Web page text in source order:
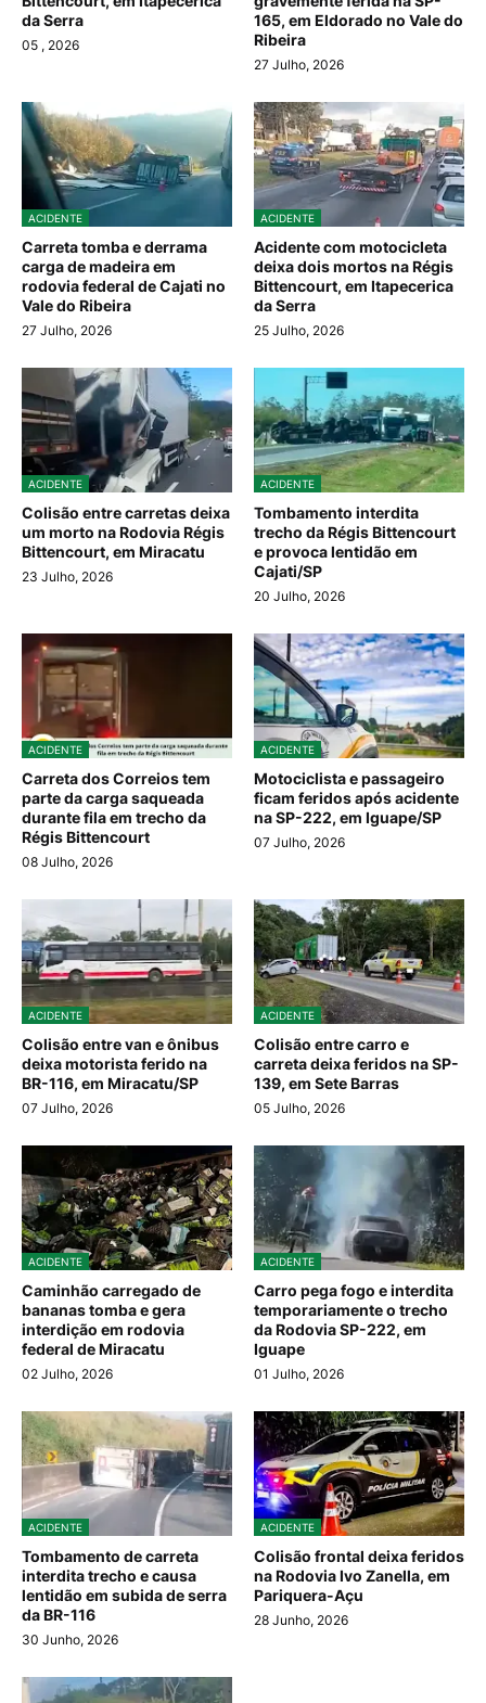
da Serra
05 , 2026
165, em Eldorado no Vale do
Ribeira
27 Julho, 2026
ACIDENTE
Carreta tomba e derrama
carga de madeira em
rodovia federal de Cajati no
Vale do Ribeira
27 Julho, 2026
ACIDENTE
Acidente com motocicleta
deixa dois mortos na Régis
Bittencourt, em Itapecerica
da Serra
25 Julho, 2026
ACIDENTE
Colisão entre carretas deixa
um morto na Rodovia Régis
Bittencourt, em Miracatu
23 Julho, 2026
ACIDENTE
Tombamento interdita
trecho da Régis Bittencourt
e provoca lentidão em
Cajati/SP
20 Julho, 2026
ACIDENTE
Carreta dos Correios tem
parte da carga saqueada
durante fila em trecho da
Régis Bittencourt
08 Julho, 2026
ACIDENTE
Motociclista e passageiro
ficam feridos após acidente
na SP-222, em Iguape/SP
07 Julho, 2026
ACIDENTE
Colisão entre van e ônibus
deixa motorista ferido na
BR-116, em Miracatu/SP
07 Julho, 2026
ACIDENTE
Colisão entre carro e
carreta deixa feridos na SP-
139, em Sete Barras
05 Julho, 2026
ACIDENTE
Caminhão carregado de
bananas tomba e gera
interdição em rodovia
federal de Miracatu
02 Julho, 2026
ACIDENTE
Carro pega fogo e interdita
temporariamente o trecho
da Rodovia SP-222, em
Iguape
01 Julho, 2026
ACIDENTE
Tombamento de carreta
interdita trecho e causa
lentidão em subida de serra
da BR-116
30 Junho, 2026
ACIDENTE
Colisão frontal deixa feridos
na Rodovia Ivo Zanella, em
Pariquera-Açu
28 Junho, 2026